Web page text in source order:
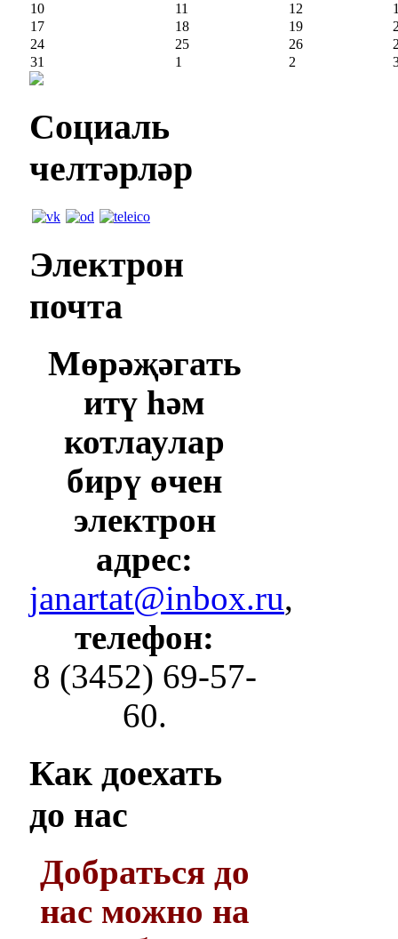
10 11 12
17
18 19
24
25 26
31
1 2
Социаль
челтәрләр
Электрон
почта
Мөрәҗәгать
итү һәм
котлаулар
бирү өчен
электрон
адрес:
janartat@inbox.ru,
телефон:
8 (3452) 69-57-
60.
Как доехать
до нас
Добраться до
нас можно на